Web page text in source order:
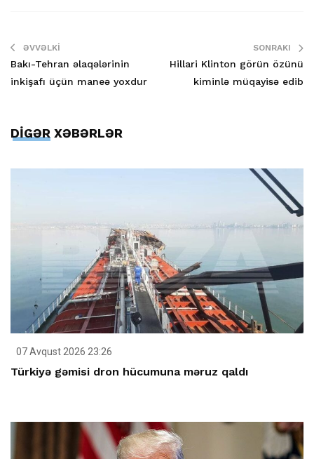
ƏVVƏLKI
Bakı-Tehran əlaqələrinin
inkişafı üçün maneə yoxdur
SONRAKI
Hillari Klinton görün özünü
kiminlə müqayisə edib
DİGƏR XƏBƏRLƏR
07 Avqust 2026 23:26
Türkiyə gəmisi dron hücumuna məruz qaldı